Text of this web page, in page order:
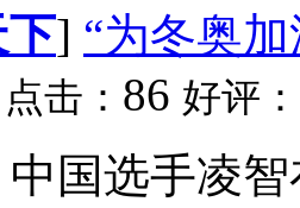
] “为冬奥
点击： 86 好评：
国选手凌